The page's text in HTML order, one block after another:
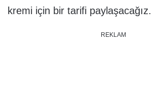
kremi için bir tarifi paylaşacağız.
REKLAM